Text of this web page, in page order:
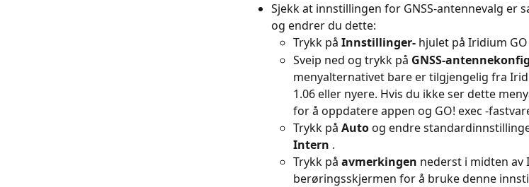
Sjekk at innstillingen for GNSS-antennevalg er
og endrer du dette:
Trykk på Innstillinger- hjulet på Iridium
Sveip ned og trykk på GNSS-
menyalternativet bare er tilgjengelig fra
1.06 eller nyere. Hvis du ikke ser dette
for å oppdatere appen og GO! exec -
Trykk på Auto og endre
Intern .
Trykk på avmerkingen nederst i midten av
berøringsskjermen for å bruke denne